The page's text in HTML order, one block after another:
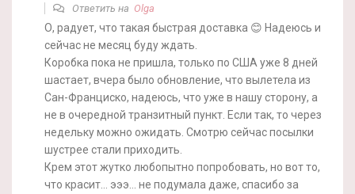
Ответить на Olga
О, радует, что такая быстрая доставка 😊 Надеюсь и
сейчас не месяц буду ждать.
Коробка пока не пришла, только по США уже 8 дней
шастает, вчера было обновление, что вылетела из
Сан-Франциско, надеюсь, что уже в нашу сторону, а
не в очередной транзитный пункт. Если так, то через
недельку можно ожидать. Смотрю сейчас посылки
шустрее стали приходить.
Крем этот жутко любопытно попробовать, но вот то,
что красит… эээ… не подумала даже, спасибо за